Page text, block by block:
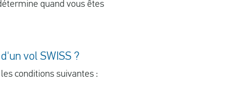
quand vous êtes
vol SWISS ?
conditions suivantes :